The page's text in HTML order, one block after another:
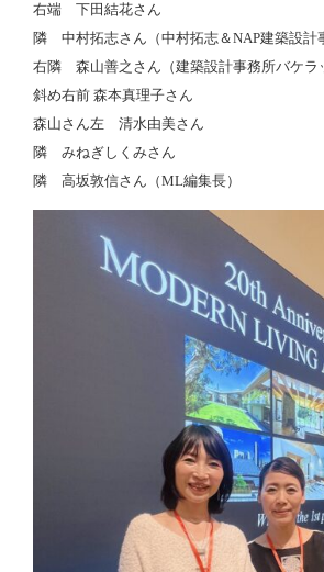
右端 下田結花さん
隣 中村拓志さん（中村拓志＆NAP建築設計
右隣 森山善之さん（建築設計事務所バケラ
斜め右前 森本真理子さん
森山さん左 清水由美さん
隣 みねぎしくみさん
隣 高坂敦信さん（ML編集長）